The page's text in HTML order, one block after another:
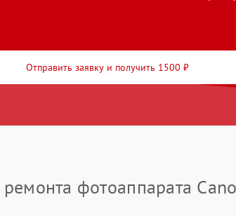
Отправить заявку и получить 1500 ₽
фотоаппарата